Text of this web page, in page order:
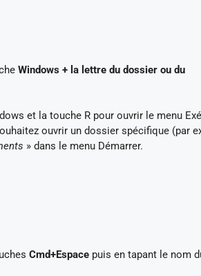
Windows + la lettre du dossier ou du
et la touche R pour ouvrir le menu
ouvrir un dossier spécifique (par
» dans le menu Démarrer.
Cmd+Espace puis en tapant le nom